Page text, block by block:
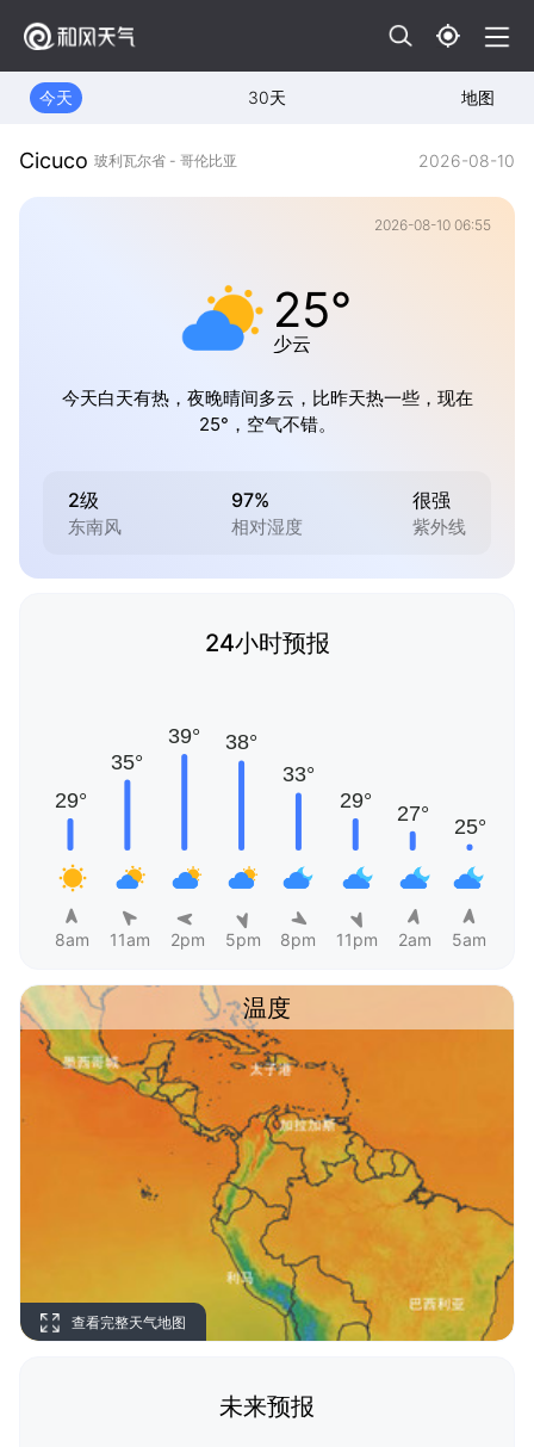
今天 30天 地图
Cicuco 玻利瓦尔省 - 哥伦比亚 2026-08-10
2026-08-10 06:55
25°
少云
今天白天有热，夜晚晴间多云，比昨天热一些，现在
25°，空气不错。
2级
东南风
97%
相对湿度
很强
紫外线
24小时预报
8am 11am 2pm 5pm 8pm 11pm 2am 5am
温度
查看完整天气地图
未来预报